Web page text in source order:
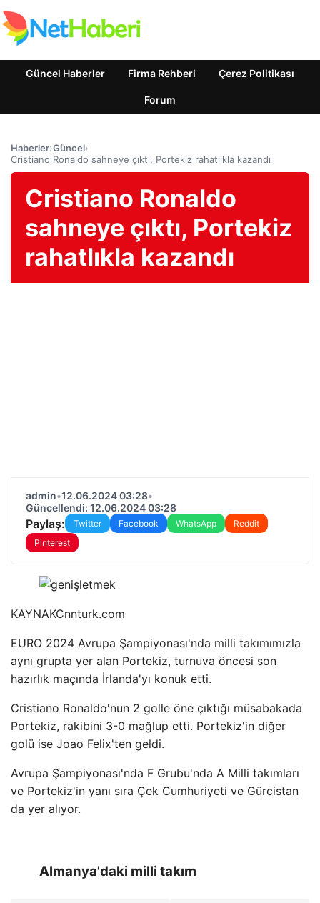
Güncel Haberler Firma Rehberi Çerez Politikası
Forum
Haberler›Güncel›
Cristiano Ronaldo sahneye çıktı, Portekiz rahatlıkla kazandı
Cristiano Ronaldo
sahneye çıktı, Portekiz
rahatlıkla kazandı
admin•12.06.2024 03:28•
Güncellendi: 12.06.2024 03:28
Paylaş: Twitter Facebook WhatsApp
Reddit
Pinterest
KAYNAKCnnturk.com
EURO 2024 Avrupa Şampiyonası'nda milli takımımızla
aynı grupta yer alan Portekiz, turnuva öncesi son
hazırlık maçında İrlanda'yı konuk etti.
Cristiano Ronaldo'nun 2 golle öne çıktığı müsabakada
Portekiz, rakibini 3-0 mağlup etti. Portekiz'in diğer
golü ise Joao Felix'ten geldi.
Avrupa Şampiyonası'nda F Grubu'nda A Milli takımları
ve Portekiz'in yanı sıra Çek Cumhuriyeti ve Gürcistan
da yer alıyor.
Almanya'daki milli takım